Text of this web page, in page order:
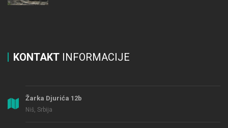
KONTAKT INFORMACIJE
Žarka Djurića 12b
Niš, Srbija